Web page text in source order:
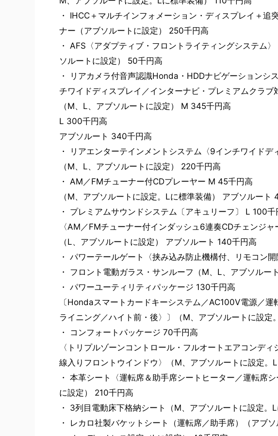
・ IHCC＋マルチインフォメーション・ディスプレイ＋追
ナー（アブソルートに設定） 250千円高
・ AFS〈アダプティブ・フロントライティングシステム
ソルートに設定） 50千円高
・ リアカメラ付音声認識Honda・HDDナビゲーションシ
チワイドディスプレイ／インターナビ・プレミアムクラブ
（M、L、アブソルートに設定） M 345千円高
L 300千円高
アブソルート 340千円高
・ リアエンターテインメントシステム〈9インチワイドデ
（M、L、アブソルートに設定） 220千円高
・ AM／FMチューナー付CDプレーヤー M 45千円高
（M、アブソルートに設定。Lに標準装備） アブソルート
・ プレミアムサウンドシステム〔アキュリーフ〕 L 100千
〈AM／FMチューナー付インダッシュ6連奏CDチェンジャ
（L、アブソルートに設定） アブソルート 140千円高
・ パワーテールゲート〈挟み込み防止機構付、リモコン
・ フロント電動ガラス・サンルーフ（M、L、アブソルー
・ パワーユーティリティパッケージ 130千円高
〔Hondaスマートカードキーシステム／AC100V電源／
ライニング／ハイト前・後〉〕（M、アブソルートに設定
・ コンフォートパッケージ 70千円高
〈トリプルゾーンコントロール・フルオートエアコンデ
線入りフロントウインドウ〉（M、アブソルートに設定。L
・ 本革シート〈運転席＆助手席シートヒーター／運転席
に設定） 210千円高
・ 3列目電動床下格納シート（M、アブソルートに設定。
・ レカロ社製バケットシート（運転席／助手席）（アブ